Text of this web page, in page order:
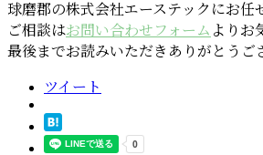
球磨郡の株式会社エーステックにお任
ご相談はお問い合わせフォーム よりお
最後までお読みいただきありがとうご
ツイート